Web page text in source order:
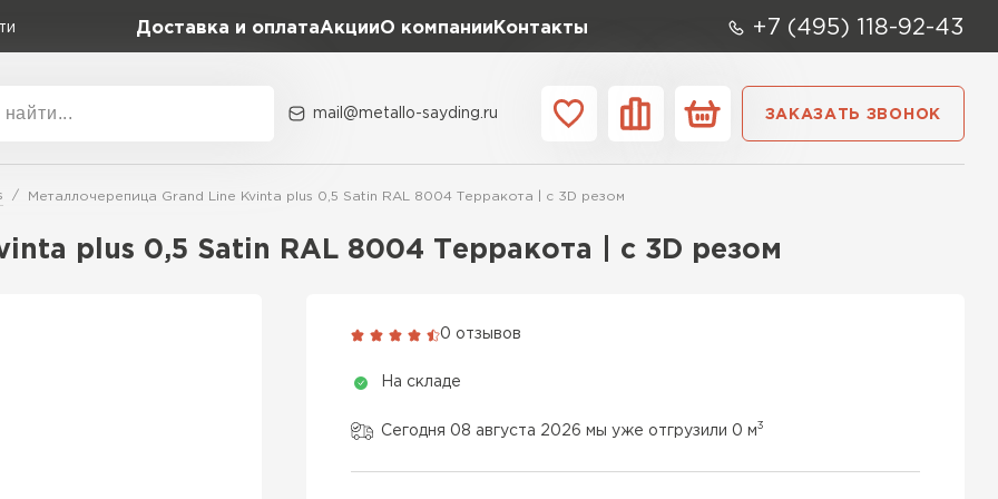
Доставка и оплатаАкцииО компании Контакты +7 (495) 118-92-43
Коллекция
Classic Grand Line
Доборные элементы
mail@metallo-sayding.ru ЗАКАЗАТЬ ЗВОНОК
Металлочерепица Grand Line Kvinta plus 0,5 Satin RAL 8004 Терракота | c 3D резом
plus 0,5 Satin RAL 8004 Терракота | c 3D резом
0 отзывов
На складе
Сегодня 08 августа 2026 мы уже отгрузили 0 м3